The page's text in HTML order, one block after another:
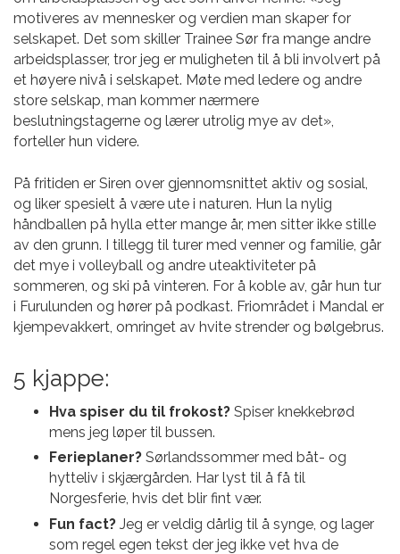
motiveres av mennesker og verdien man skaper for
selskapet. Det som skiller Trainee Sør fra mange andre
arbeidsplasser, tror jeg er muligheten til å bli involvert på
et høyere nivå i selskapet. Møte med ledere og andre
store selskap, man kommer nærmere
beslutningstagerne og lærer utrolig mye av det»,
forteller hun videre.
På fritiden er Siren over gjennomsnittet aktiv og sosial,
og liker spesielt å være ute i naturen. Hun la nylig
håndballen på hylla etter mange år, men sitter ikke stille
av den grunn. I tillegg til turer med venner og familie, går
det mye i volleyball og andre uteaktiviteter på
sommeren, og ski på vinteren. For å koble av, går hun tur
i Furulunden og hører på podkast. Friområdet i Mandal er
kjempevakkert, omringet av hvite strender og bølgebrus.
5 kjappe:
Hva spiser du til frokost? Spiser knekkebrød
mens jeg løper til bussen.
Ferieplaner? Sørlandssommer med båt- og
hytteliv i skjærgården. Har lyst til å få til
Norgesferie, hvis det blir fint vær.
Fun fact? Jeg er veldig dårlig til å synge, og lager
som regel egen tekst der jeg ikke vet hva de